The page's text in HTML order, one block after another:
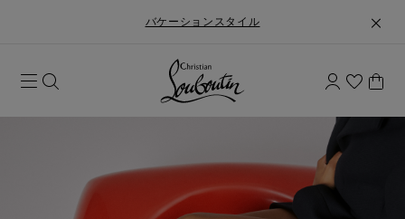
バケーションスタイル